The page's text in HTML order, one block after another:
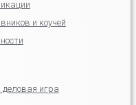
и коучей
игра